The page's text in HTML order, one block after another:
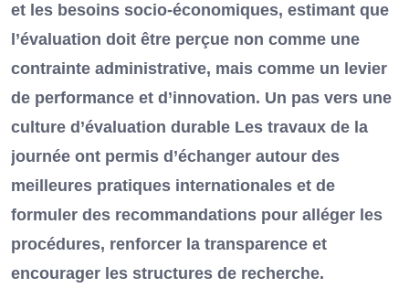
et les besoins socio-économiques, estimant que
l’évaluation doit être perçue non comme une
contrainte administrative, mais comme un levier
de performance et d’innovation. Un pas vers une
culture d’évaluation durable Les travaux de la
journée ont permis d’échanger autour des
meilleures pratiques internationales et de
formuler des recommandations pour alléger les
procédures, renforcer la transparence et
encourager les structures de recherche.